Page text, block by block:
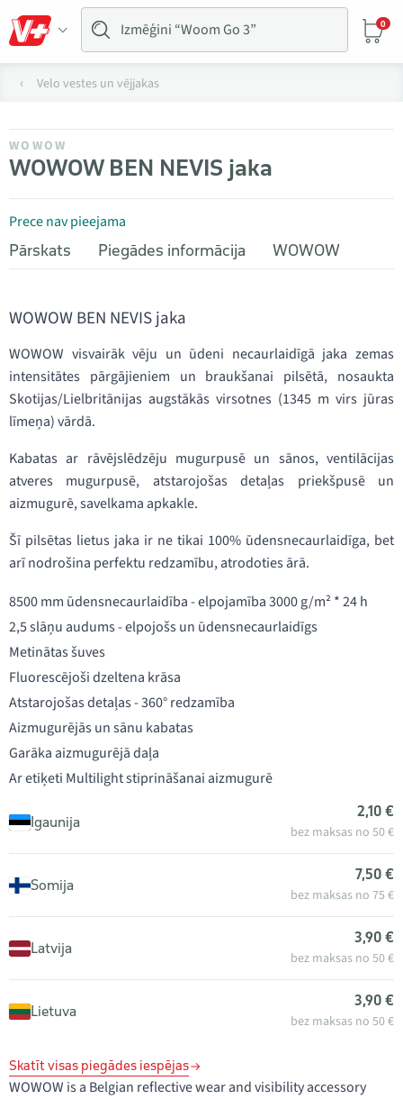
0
Velo vestes un vējjakas
WOWOW
WOWOW BEN NEVIS jaka
Prece nav pieejama
Pārskats
Piegādes informācija WOWOW
WOWOW BEN NEVIS jaka
WOWOW visvairāk vēju un ūdeni necaurlaidīgā jaka zemas
intensitātes pārgājieniem un braukšanai pilsētā, nosaukta
Skotijas/Lielbritānijas augstākās virsotnes (1345 m virs jūras
līmeņa) vārdā.
Kabatas ar rāvējslēdzēju mugurpusē un sānos, ventilācijas
atveres mugurpusē, atstarojošas detaļas priekšpusē un
aizmugurē, savelkama apkakle.
Šī pilsētas lietus jaka ir ne tikai 100% ūdensnecaurlaidīga, bet
arī nodrošina perfektu redzamību, atrodoties ārā.
8500 mm ūdensnecaurlaidība - elpojamība 3000 g/m² * 24 h
2,5 slāņu audums - elpojošs un ūdensnecaurlaidīgs
Metinātas šuves
Fluorescējoši dzeltena krāsa
Atstarojošas detaļas - 360° redzamība
Aizmugurējās un sānu kabatas
Garāka aizmugurējā daļa
Ar etiķeti Multilight stiprināšanai aizmugurē
Igaunija
2,10 €
bez maksas no 50 €
Somija
7,50 €
bez maksas no 75 €
Latvija
3,90 €
bez maksas no 50 €
Lietuva
3,90 €
bez maksas no 50 €
Skatīt visas piegādes iespējas
WOWOW is a Belgian reflective wear and visibility accessory